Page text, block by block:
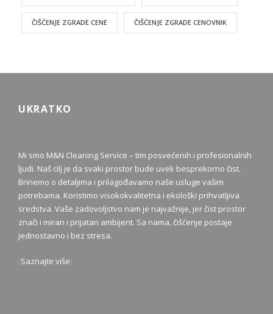
ČIŠĆENJE ZGRADE CENE ČIŠĆENJE ZGRADE CENOVNIK
UKRATKO
Mi smo M&N Cleaning Service – tim posvećenih i profesionalnih
ljudi. Naš cilj je da svaki prostor bude uvek besprekorno čist.
Brinemo o detaljima i prilagođavamo naše usluge vašim
potrebama. Koristimo visokokvalitetna i ekološki prihvatljiva
sredstva. Vaše zadovoljstvo nam je najvažnije, jer čist prostor
znači i miran i prijatan ambijent. Sa nama, čišćenje postaje
jednostavno i bez stresa.
Saznajte više